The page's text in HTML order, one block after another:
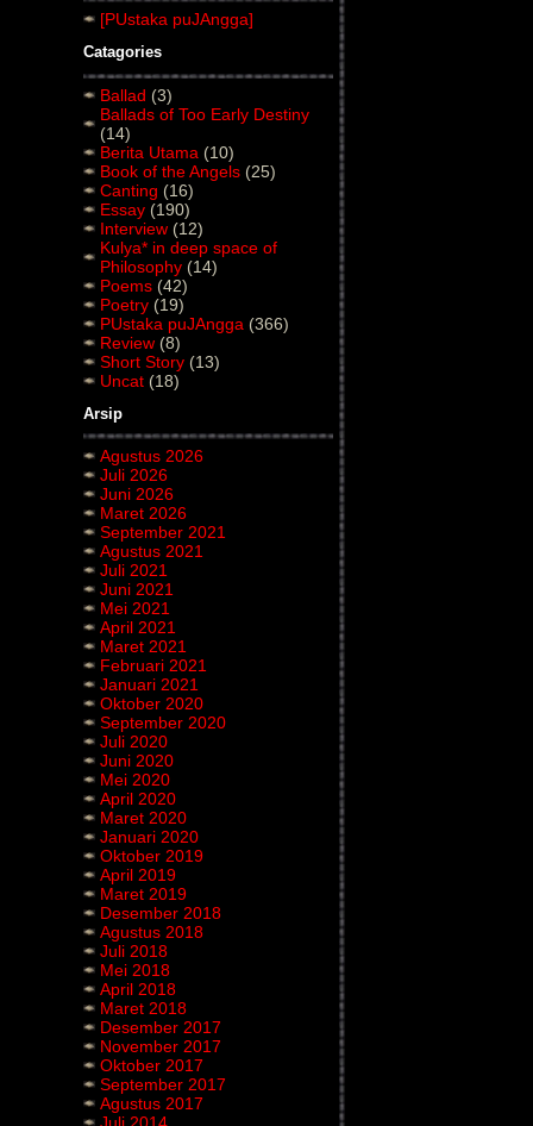
[PUstaka puJAngga]
Catagories
Ballad (3)
Ballads of Too Early Destiny
(14)
Berita Utama (10)
Book of the Angels (25)
Canting (16)
Essay (190)
Interview (12)
Kulya* in deep space of
Philosophy (14)
Poems (42)
Poetry (19)
PUstaka puJAngga (366)
Review (8)
Short Story (13)
Uncat (18)
Arsip
Agustus 2026
Juli 2026
Juni 2026
Maret 2026
September 2021
Agustus 2021
Juli 2021
Juni 2021
Mei 2021
April 2021
Maret 2021
Februari 2021
Januari 2021
Oktober 2020
September 2020
Juli 2020
Juni 2020
Mei 2020
April 2020
Maret 2020
Januari 2020
Oktober 2019
April 2019
Maret 2019
Desember 2018
Agustus 2018
Juli 2018
Mei 2018
April 2018
Maret 2018
Desember 2017
November 2017
Oktober 2017
September 2017
Agustus 2017